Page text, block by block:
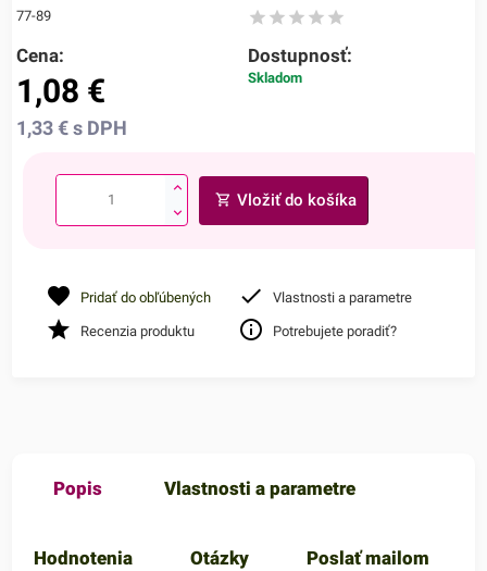
77-89
Cena:
1,08 €
1,33€ s DPH
Dostupnosť:
Skladom
Vložiť do košíka
Pridať do obľúbených Vlastnosti a parametre
Recenzia produktu Potrebujete poradiť?
Popis Vlastnosti a parametre
Hodnotenia Otázky Poslať mailom